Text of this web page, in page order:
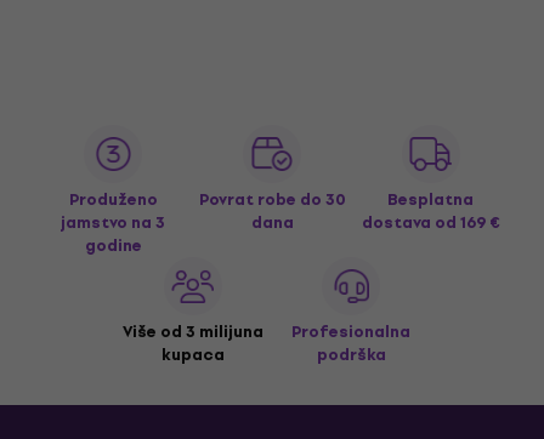
Produženo
jamstvo na 3
godine
Povrat robe do 30
dana
Besplatna
dostava od 169 €
Više od 3 milijuna
kupaca
Profesionalna
podrška